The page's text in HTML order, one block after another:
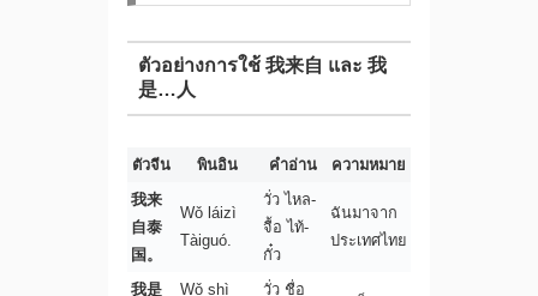
ตัวอย่างการใช้ 我来自 และ 我
是…人
ตัวจีน พินอิน คำอ่าน
ความหมาย
我来
自泰
国。
Wǒ láizì
Tàiguó.
วั่ว ไหล-
จื้อ ไท้-
กั๋ว
ฉันมาจาก
ประเทศไทย
我是 Wǒ shì วั่ว ชื่อ